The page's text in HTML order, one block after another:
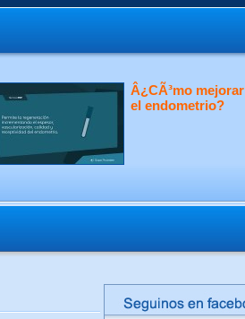
Â¿CÃ³mo mejorar
el endometrio?